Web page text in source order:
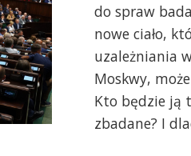
do spraw
nowe ciało,
uzależniania
Moskwy,
Kto będzie ją
zbadane? I